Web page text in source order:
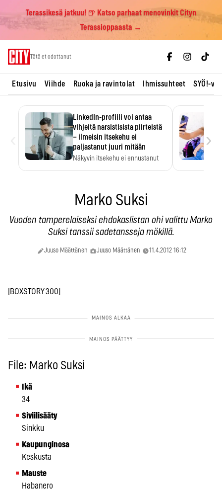
Terassikesä jatkuu! 🍺 Katso parhaat menovinkit Cityn
Terassioppaasta →
Tätä et odottanut
Etusivu Viihde Ruoka ja ravintolat Ihmissuhteet SYÖ!-
LinkedIn-profiili voi antaa
vihjeitä narsistisista piirteistä
– ilmeisin itsekehu ei
paljastanut juuri mitään
Näkyvin itsekehu ei ennustanut
›
Marko Suksi
Vuoden tamperelaiseksi ehdokaslistan ohi valittu Marko
Suksi tanssii sadetansseja mökillä.
Juuso Määttänen Juuso Määttänen 11.4.2012 16:12
[BOXSTORY 300]
File: Marko Suksi
Ikä
34
Siviilisääty
Sinkku
Kaupunginosa
Keskusta
Mauste
Habanero